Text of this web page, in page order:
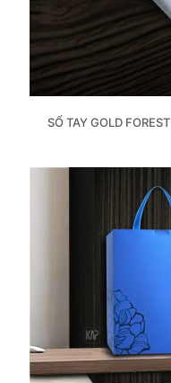
SỔ TAY GOLD FOREST